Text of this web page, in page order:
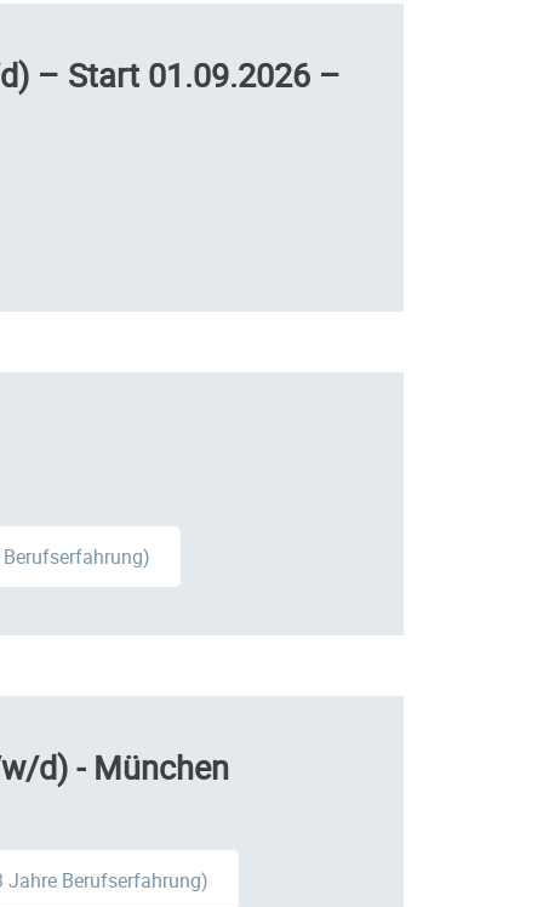
– Start 01.09.2026 –
d) - München
Jahre Berufserfahrung)